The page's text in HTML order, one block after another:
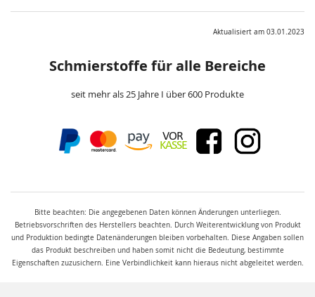
Aktualisiert am 03.01.2023
Schmierstoffe für alle Bereiche
seit mehr als 25 Jahre I über 600 Produkte
Bitte beachten: Die angegebenen Daten können Änderungen unterliegen.
Betriebsvorschriften des Herstellers beachten. Durch Weiterentwicklung von Produkt
und Produktion bedingte Datenänderungen bleiben vorbehalten. Diese Angaben sollen
das Produkt beschreiben und haben somit nicht die Bedeutung, bestimmte
Eigenschaften zuzusichern. Eine Verbindlichkeit kann hieraus nicht abgeleitet werden.